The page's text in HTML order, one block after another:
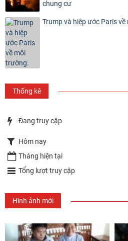
chung cư
Trump và hiệp ước Paris
Thống kê
Đang truy cập
Hôm nay
Tháng hiện tại
Tổng lượt truy cập
Hình ảnh mới